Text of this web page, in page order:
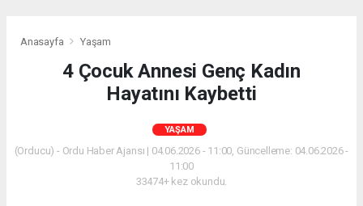
Anasayfa Yaşam
4 Çocuk Annesi Genç Kadın
Hayatını Kaybetti
YAŞAM
(Orducu) - Ordu Haber Ajansı | 04.06.2026 - 11:00, Güncelleme: 04.06.2026 -
11:00
33474+ kez okundu.